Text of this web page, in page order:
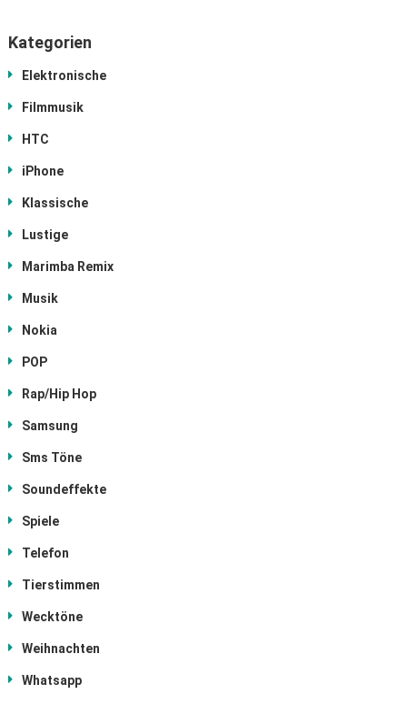
Kategorien
Elektronische
Filmmusik
HTC
iPhone
Klassische
Lustige
Marimba Remix
Musik
Nokia
POP
Rap/Hip Hop
Samsung
Sms Töne
Soundeffekte
Spiele
Telefon
Tierstimmen
Wecktöne
Weihnachten
Whatsapp